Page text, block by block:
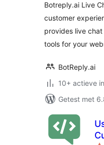
Botreply.ai Live
customer
provides live
tools for your
BotReply.ai
10+ actieve
Getest met